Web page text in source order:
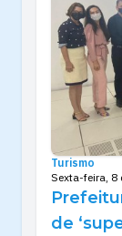
Turismo
Sexta-feira, 8
de